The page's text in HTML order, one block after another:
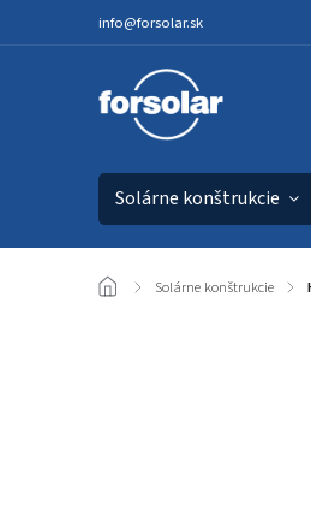
info@forsolar.sk
Solárne konštrukcie
/ Solárne konštrukcie /